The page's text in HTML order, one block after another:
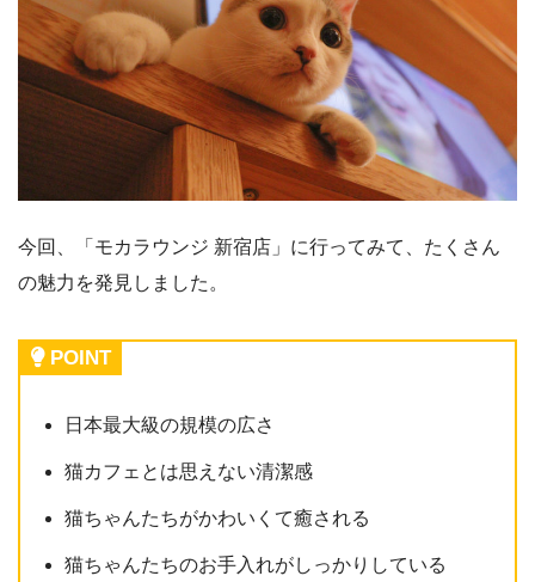
今回、「モカラウンジ 新宿店」に行ってみて、たくさん
の魅力を発見しました。
POINT
日本最大級の規模の広さ
猫カフェとは思えない清潔感
猫ちゃんたちがかわいくて癒される
猫ちゃんたちのお手入れがしっかりしている